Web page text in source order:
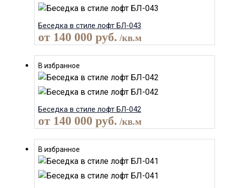
Беседка в стиле лофт БЛ-043
от 140 000 руб. /кв.м
В избранное
Беседка в стиле лофт БЛ-042
от 140 000 руб. /кв.м
В избранное